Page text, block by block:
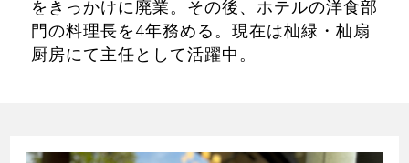
をきっかけに廃業。その後、ホテルの洋食部
門の料理長を4年務める。現在は杣緑・杣扇
厨房にて主任として活躍中。